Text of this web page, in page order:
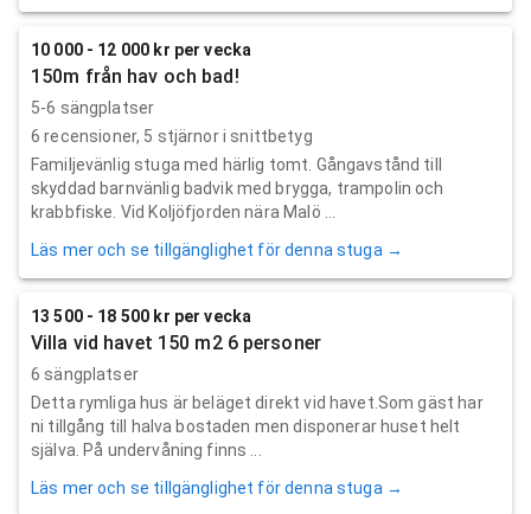
10 000 - 12 000 kr per vecka
150m från hav och bad!
5-6 sängplatser
6 recensioner, 5 stjärnor i snittbetyg
Familjevänlig stuga med härlig tomt. Gångavstånd till
skyddad barnvänlig badvik med brygga, trampolin och
krabbfiske. Vid Koljöfjorden nära Malö ...
Läs mer och se tillgänglighet för denna stuga →
13 500 - 18 500 kr per vecka
Villa vid havet 150 m2 6 personer
6 sängplatser
Detta rymliga hus är beläget direkt vid havet.Som gäst har
ni tillgång till halva bostaden men disponerar huset helt
själva. På undervåning finns ...
Läs mer och se tillgänglighet för denna stuga →